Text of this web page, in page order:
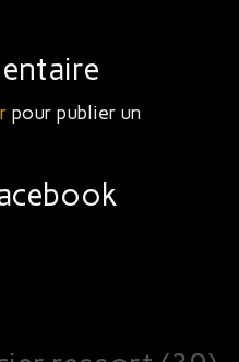
pour publier un